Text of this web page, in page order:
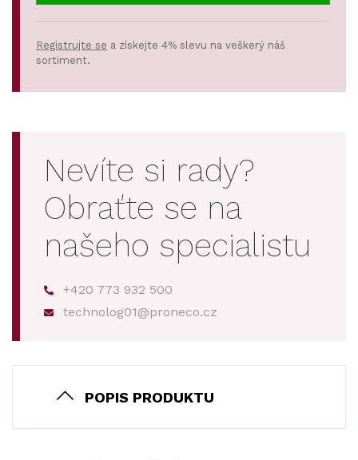
Registrujte se a získejte 4% slevu na veškerý náš
sortiment.
Nevíte si rady?
Obraťte se na
našeho specialistu
+420 773 932 500
technolog01@proneco.cz
POPIS PRODUKTU